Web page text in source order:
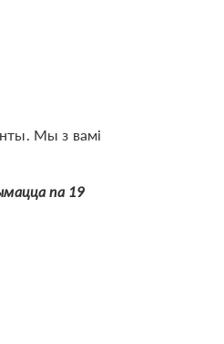
Мы з вамі
па 19